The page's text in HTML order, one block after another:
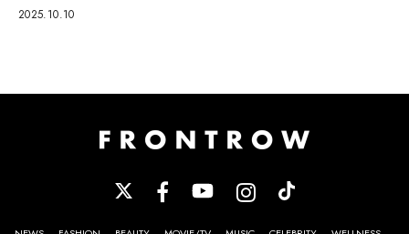
2025.10.10